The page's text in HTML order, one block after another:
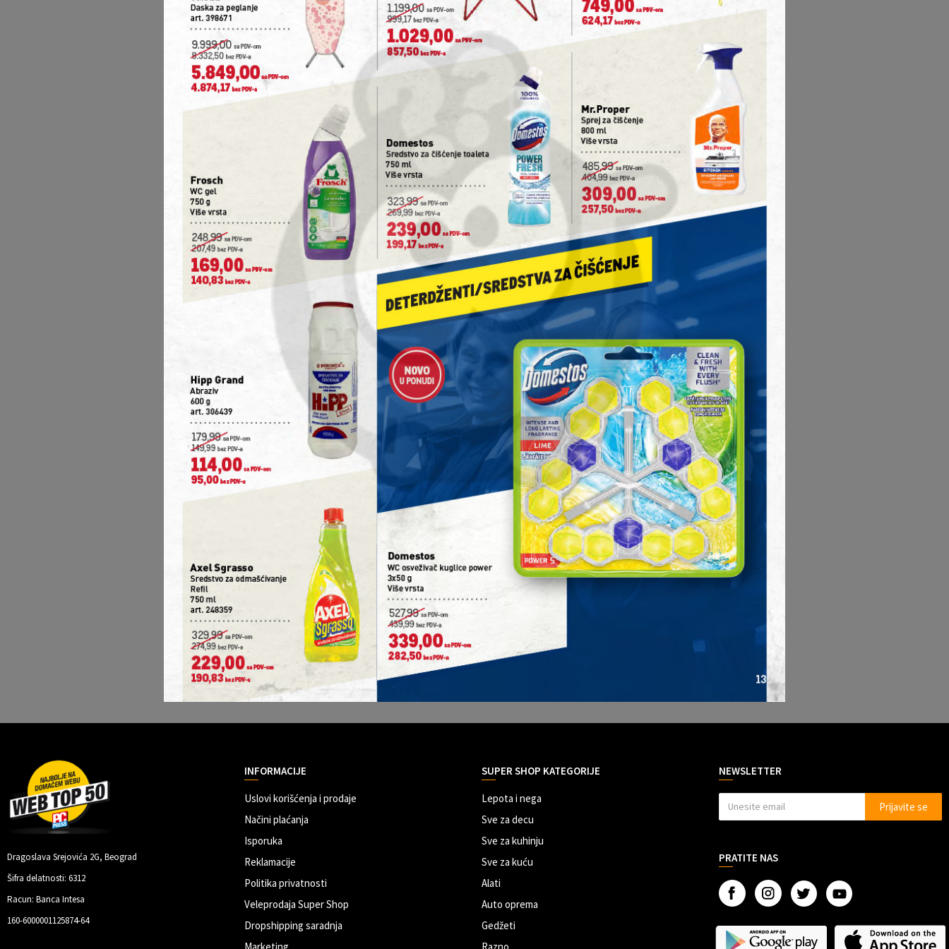
Dragoslava Srejovića 2G, Beograd
Šifra delatnosti: 6312
Racun: Banca Intesa
160-6000001125874-64
INFORMACIJE
Uslovi korišćenja i prodaje
Načini plaćanja
Isporuka
Reklamacije
Politika privatnosti
Veleprodaja Super Shop
Dropshipping saradnja
SUPER SHOP KATEGORIJE
Lepota i nega
Sve za decu
Sve za kuhinju
Sve za kuću
Alati
Auto oprema
Gedžeti
NEWSLETTER
Prijavite se
PRATITE NAS